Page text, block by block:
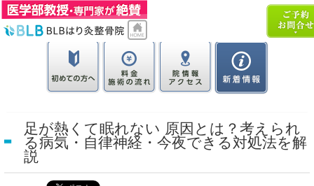
足が熱くて眠れない 原因とは？考えられ
る病気・自律神経・今夜できる対処法を解
説